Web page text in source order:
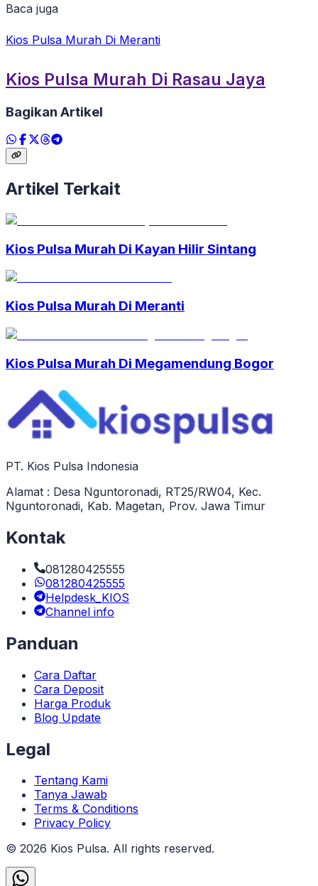
Baca juga
Kios Pulsa Murah Di Meranti
Kios Pulsa Murah Di Rasau Jaya
Bagikan Artikel
Artikel Terkait
Kios Pulsa Murah Di Kayan Hilir Sintang
Kios Pulsa Murah Di Meranti
Kios Pulsa Murah Di Megamendung Bogor
PT. Kios Pulsa Indonesia
Alamat : Desa Nguntoronadi, RT25/RW04, Kec.
Nguntoronadi, Kab. Magetan, Prov. Jawa Timur
Kontak
081280425555
081280425555
Helpdesk_KIOS
Channel info
Panduan
Cara Daftar
Cara Deposit
Harga Produk
Blog Update
Legal
Tentang Kami
Tanya Jawab
Terms & Conditions
Privacy Policy
© 2026 Kios Pulsa. All rights reserved.